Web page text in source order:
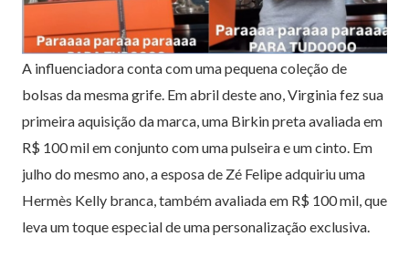
A influenciadora conta com uma pequena coleção de
bolsas da mesma grife. Em abril deste ano, Virginia fez sua
primeira aquisição da marca, uma Birkin preta avaliada em
R$ 100 mil em conjunto com uma pulseira e um cinto. Em
julho do mesmo ano, a esposa de Zé Felipe adquiriu uma
Hermès Kelly branca, também avaliada em R$ 100 mil, que
leva um toque especial de uma personalização exclusiva.